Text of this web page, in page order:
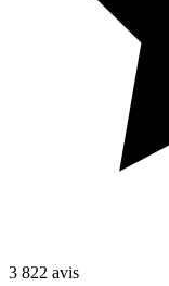
3 822 avis